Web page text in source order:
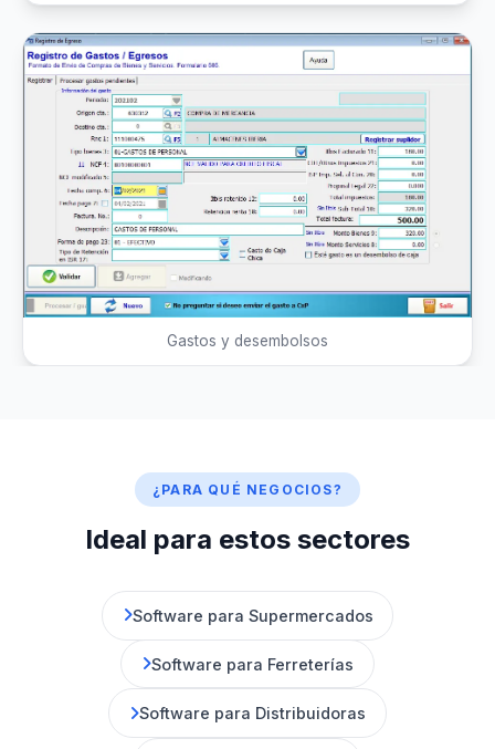
Gastos y desembolsos
¿PARA QUÉ NEGOCIOS?
Ideal para estos sectores
Software para Supermercados
Software para Ferreterías
Software para Distribuidoras